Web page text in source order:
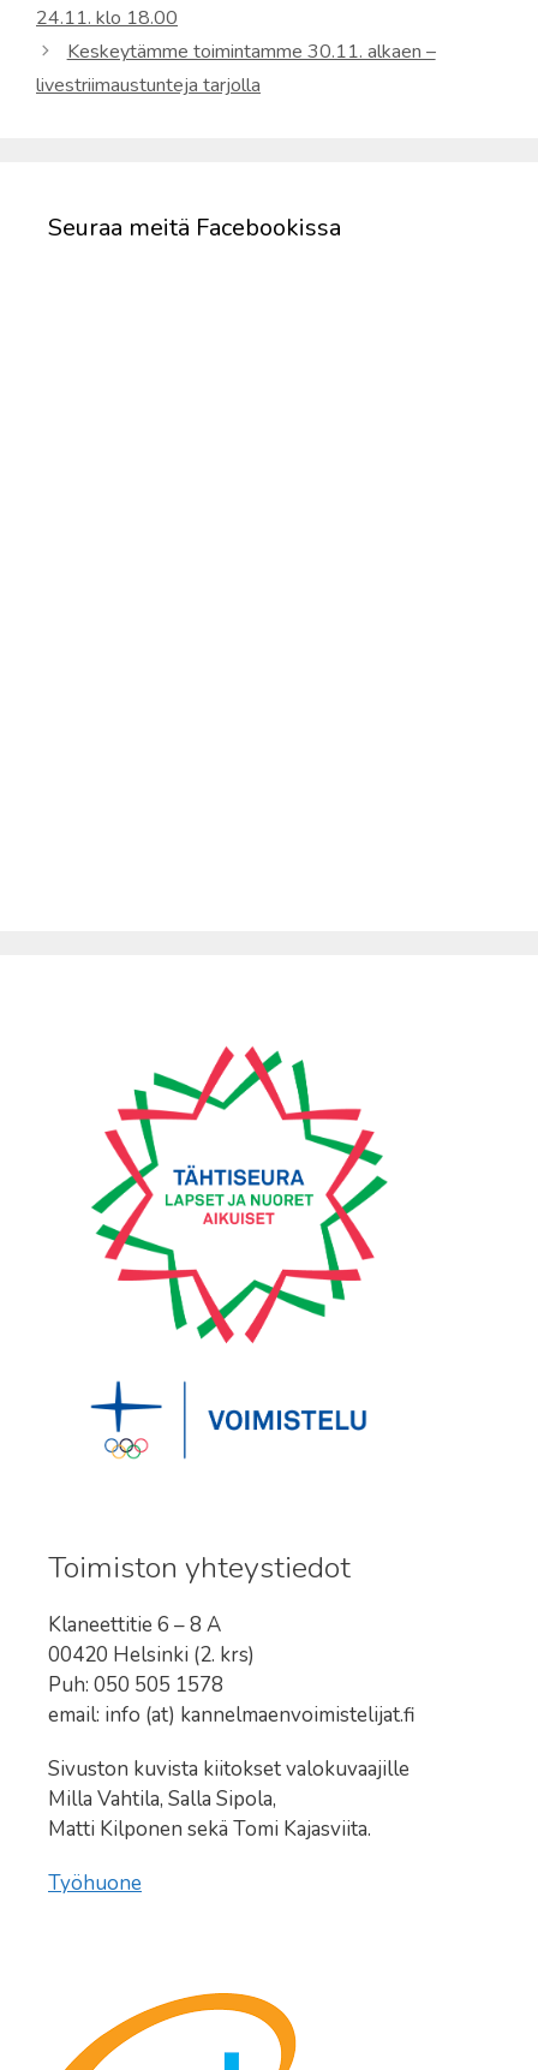
24.11. klo 18.00
Keskeytämme toimintamme 30.11. alkaen –
livestriimaustunteja tarjolla
Seuraa meitä Facebookissa
Toimiston yhteystiedot
Klaneettitie 6 – 8 A
00420 Helsinki (2. krs)
Puh: 050 505 1578
email: info (at) kannelmaenvoimistelijat.fi
Sivuston kuvista kiitokset valokuvaajille
Milla Vahtila, Salla Sipola,
Matti Kilponen sekä Tomi Kajasviita.
Työhuone